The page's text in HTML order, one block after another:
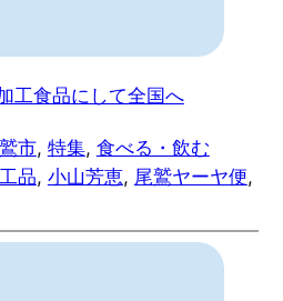
工食品にして全国へ
市, 特集, 食べる・飲む
品, 小山芳恵, 尾鷲ヤーヤ便